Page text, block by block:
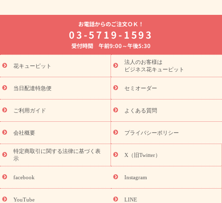
よく贈られる花
お祝いの花特集
誕生日フラワーギフト特集
8月の誕生花(トルコキキョウ)
開店・開業祝い
お供え・お悔やみ お供え・お悔やみの花
通夜・葬儀に贈る花 胡蝶蘭・花鉢
ーブドフラワー
季節のイベント
ひまわり ギフト・プレゼント
特集
お盆 花（新盆・初盆） 季節のイベント
お盆 花（新
盆・初盆）
お盆 花（新盆・初盆）
お盆・お供え 花とセットギ
フト
お盆・お供え プリザーブドフラワー
ひまわり ギフト・プ
レゼント特集
夏の花贈り・お中元・暑中見舞い 花のギフト特集
敬老の日におくる花ギフト・プレゼント特集
花ギフト・プレゼント特集
敬老の日 花のおすすめランキング
敬
老の日 花鉢植えのギフト・プレゼント特集
敬老の日 花とセットギ
フト・プレゼント特集
敬老の日の花 全てのギフト一覧
キャン
ペーン
映画『ウォーターガーディアンズ』コラボキャンペーン
「きょう誕生日なんです」キャンペーン
誕生日の花を探す
誕生日フラワーギフト 誕生日フラワーギフト特集
9月の誕生花(リンドウ)
お電話からのご注文ＯＫ！
03-5719-1593
受付時間 午前9:00～午後5:30
花キューピット
法人のお客様は
ビジネス花キューピット
当日配達特急便 セミオーダー
ご利用ガイド よくある質問
会社概要 プライバシーポリシー
特定商取引に関する法律に基づく表
示
X（旧Twitter）
facebook Instagram
YouTube LINE